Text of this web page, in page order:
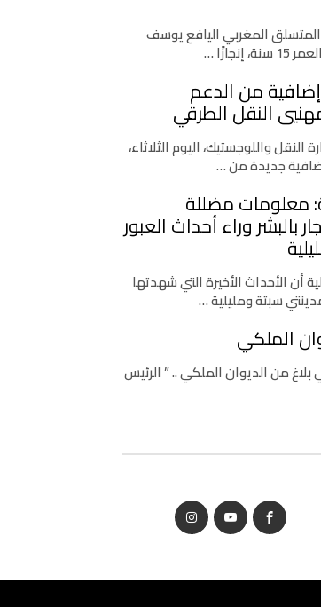
المغربي اليافع يوسف
…
من الدعم
النقل الطرقي
النقل واللوجستيك، اليوم الثلاثاء،
جديدة من …
معلومات مضللة
بالبشر وراء أحداث العبور
أن الأحداث الأخيرة التي شهدتها
سبتة ومليلية …
الملكي
بلاغ من الديوان الملكي .. ” الرئيس